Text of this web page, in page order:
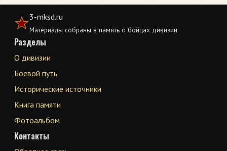
3-mksd.ru
Материалы собраны в память о бойцах дивизии
Разделы
О дивизии
Боевой путь
Исторические источники
Книга памяти
Фотоальбом
Контакты